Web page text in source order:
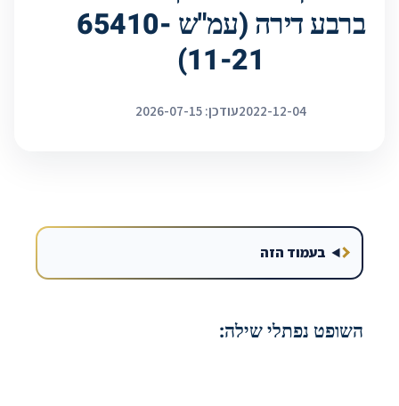
ברבע דירה (עמ"ש 65410-
11-21)
2022-12-04עודכן: 2026-07-15
בעמוד הזה
השופט נפתלי שילה: